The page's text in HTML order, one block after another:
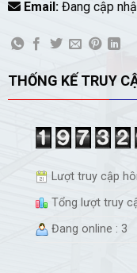
Email:Đang cập
THỐNG KẾ TRUY
Lượt truy cập
Tổng lượt truy
Đang online : 3